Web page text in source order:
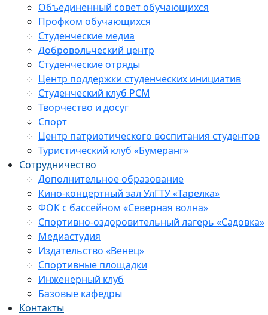
Объединенный совет обучающихся
Профком обучающихся
Студенческие медиа
Добровольческий центр
Студенческие отряды
Центр поддержки студенческих инициатив
Студенческий клуб РСМ
Творчество и досуг
Спорт
Центр патриотического воспитания студентов
Туристический клуб «Бумеранг»
Сотрудничество
Дополнительное образование
Кино-концертный зал УлГТУ «Тарелка»
ФОК с бассейном «Северная волна»
Спортивно-оздоровительный лагерь «Садовка»
Медиастудия
Издательство «Венец»
Спортивные площадки
Инженерный клуб
Базовые кафедры
Контакты